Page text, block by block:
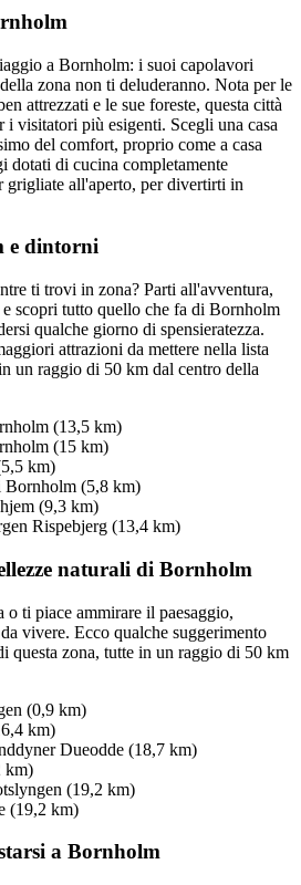
a Bornholm: i suoi capolavori
zona non ti deluderanno. Nota per le
attrezzati e le sue foreste, questa città
i visitatori più esigenti. Scegli una casa
del comfort, proprio come a casa
dotati di cucina completamente
grigliate all'aperto, per divertirti in
e dintorni
ti trovi in zona? Parti all'avventura,
e scopri tutto quello che fa di Bornholm
qualche giorno di spensieratezza.
attrazioni da mettere nella lista
un raggio di 50 km dal centro della
(13,5 km)
(15 km)
km)
Bornholm (5,8 km)
(9,3 km)
Rispebjerg (13,4 km)
naturali di Bornholm
o ti piace ammirare il paesaggio,
vivere. Ecco qualche suggerimento
questa zona, tutte in un raggio di 50 km
(0,9 km)
km)
Dueodde (18,7 km)
km)
(19,2 km)
(19,2 km)
a Bornholm